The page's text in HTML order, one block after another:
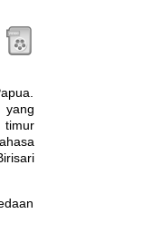
yang
timur